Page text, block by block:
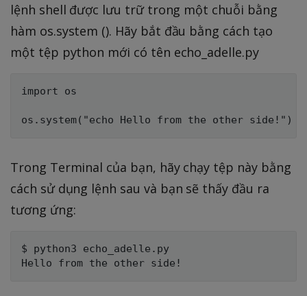
lệnh shell được lưu trữ trong một chuỗi bằng
hàm os.system (). Hãy bắt đầu bằng cách tạo
một tệp python mới có tên echo_adelle.py
import os
Trong Terminal của bạn, hãy chạy tệp này bằng
cách sử dụng lệnh sau và bạn sẽ thấy đầu ra
tương ứng:
$ python3 echo_adelle.py